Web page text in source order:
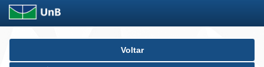
Skip
Voltar